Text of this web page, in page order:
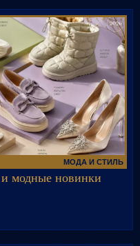
МОДА И СТИЛЬ
модные новинки